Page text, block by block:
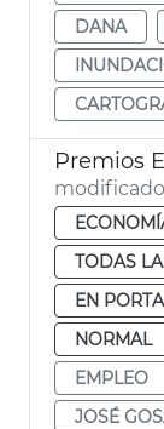
DANA
TODAS
EN
NORMAL
EMPLEO
JOSÉ